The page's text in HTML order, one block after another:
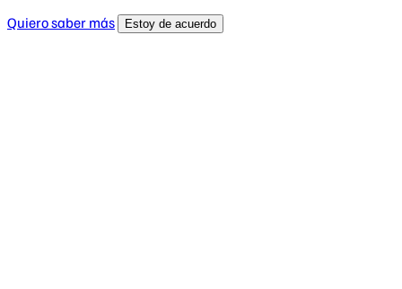
Quiero saber más
Estoy de acuerdo